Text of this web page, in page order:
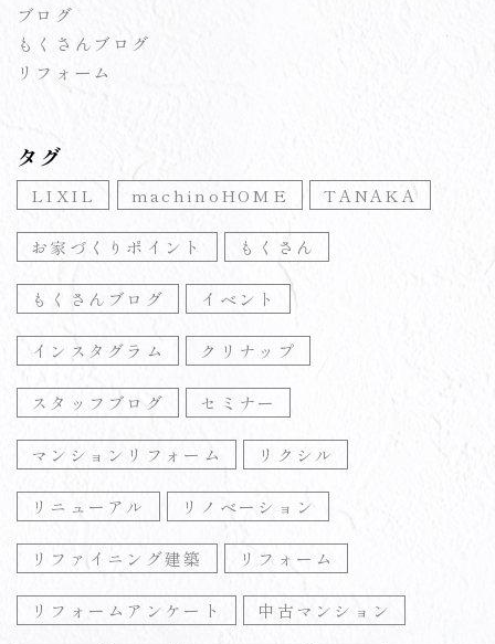
ブログ
もくさんブログ
リフォーム
タグ
LIXIL machinoHOME TANAKA
お家づくりポイント もくさん
もくさんブログ イベント
インスタグラム クリナップ
スタッフブログ セミナー
マンションリフォーム リクシル
リニューアル リノベーション
リファイニング建築 リフォーム
リフォームアンケート 中古マンション